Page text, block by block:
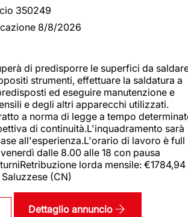
350249
8/8/2026
di predisporre le superfici da
strumenti, effettuare la saldatura a
ed eseguire manutenzione e
e degli altri apparecchi utilizzati.
a norma di legge a tempo
di continuità.L'inquadramento sarà
all'esperienza.L'orario di lavoro è full
dalle 8.00 alle 18 con pausa
lorda mensile: €1784,94
(CN)
Dettaglio annuncio